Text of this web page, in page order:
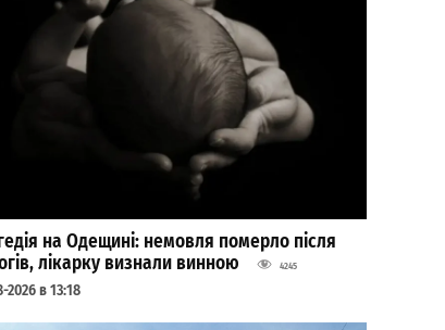
на Одещині: немовля померло після
лікарку визнали винною
4245
2026 в 13:18